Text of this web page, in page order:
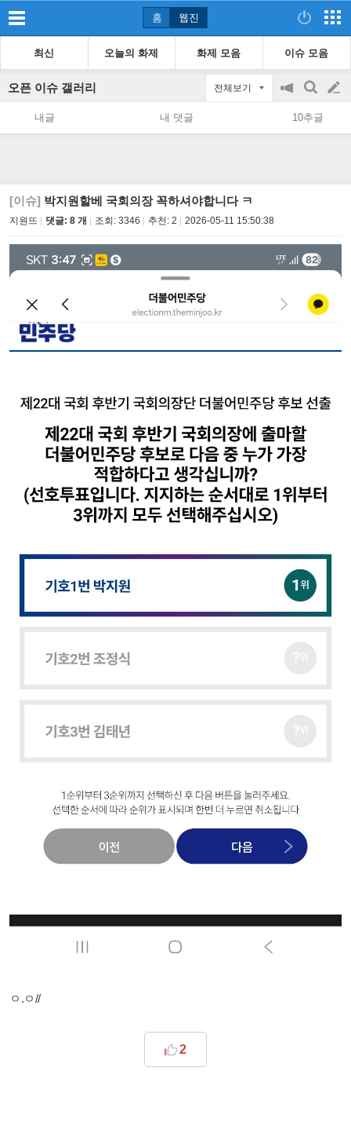
홈 웹진
최신 오늘의 화제 화제 모음 이슈 모음
오픈 이슈 갤러리 전체보기
공
지
on/off
검
색
글
쓰
내글 내 댓글 10추글
[이슈] 박지원할베 국회의장 꼭하셔야합니다 ㅋ
지원뜨 댓글: 8 개 조회: 3346 추천: 2 2026-05-11 15:50:38
ㅇ.ㅇ//
2